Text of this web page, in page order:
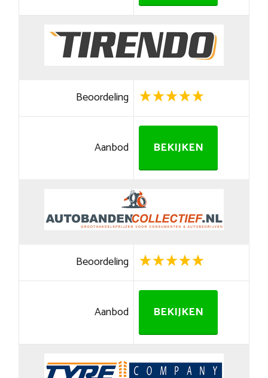
Beoordeling
Aanbod BEKIJKEN
Beoordeling
Aanbod BEKIJKEN